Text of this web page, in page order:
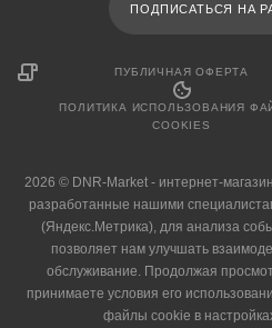
ПОДПИСАТЬСЯ НА
ПУБЛИЧНАЯ ОФЕРТА
ПОЛИТИКА ИСПОЛЬЗОВАНИЯ
COOKIES
2026 © DNR-Market - интернет-
разработанные нашими
(Яндекс.Метрика), для анализа
позволяет нам улучшать
обслуживание. Продолжая
принимаете условия его
файлы cookie в